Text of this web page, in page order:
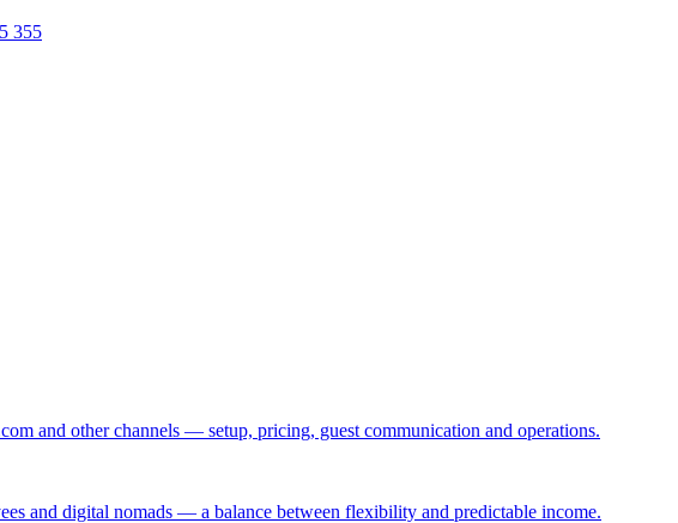
355
and other channels — setup, pricing, guest communication and operations.
and digital nomads — a balance between flexibility and predictable income.